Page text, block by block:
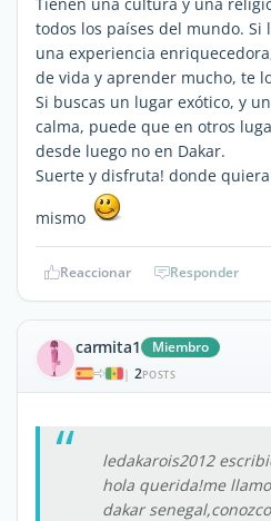
todos los países del mundo. Si
una experiencia
de vida y aprender mucho, te
Si buscas un lugar exótico, y
calma, puede que en otros
desde luego no en Dakar.
Suerte y disfruta! donde
mismo
Reaccionar Responder
carmita1 Miembro
| 2POSTS
ledakarois2012
hola querida!me
dakar